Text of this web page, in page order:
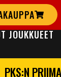
JOUKKUEET
PKS:N